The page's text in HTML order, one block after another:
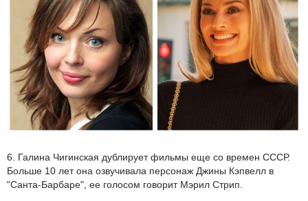
6. Галина Чигинская дублирует фильмы еще со времен СССР.
Больше 10 лет она озвучивала персонаж Джины Кэпвелл в
"Санта-Барбаре", ее голосом говорит Мэрил Стрип.